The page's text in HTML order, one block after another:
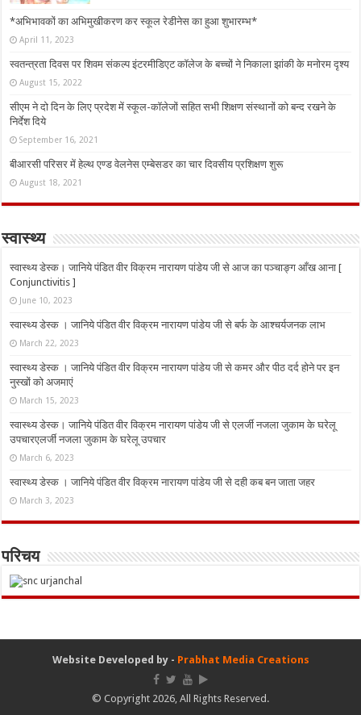
*अभिभावकों का अभिमुखीकरण कर स्कूल रेडीनेस का हुआ शुभारम्भ*
April 11, 2023
स्वतन्त्रता दिवस पर शिवम संकल्प इंटरमीडिएट कॉलेज के बच्चों ने निकाला झांकी के मनोरम दृश्य
August 15, 2022
सीएम ने दो दिन के लिए प्रदेश में स्कूल-कॉलेजों सहित सभी शिक्षण संस्थानों को बन्द रखने के
निर्देश दिये
September 16, 2021
बीआरसी परिसर में हेल्थ एण्ड वेलनेस एम्बेसडर का चार दिवसीय प्रशिक्षण शुरू
August 18, 2021
स्वास्थ्य
स्वास्थ्य डेस्क। जानिये पंडित वीर विक्रम नारायण पांडेय जी से आज का पञ्चाङ्ग आँख आना [
Conjunctivitis ]
June 10, 2023
स्वास्थ्य डेस्क । जानिये पंडित वीर विक्रम नारायण पांडेय जी से बर्फ के आश्चर्यजनक लाभ
March 22, 2023
स्वास्थ्य डेस्क । जानिये पंडित वीर विक्रम नारायण पांडेय जी से कमर और पीठ दर्द होने पर इन
नुस्‍खों को अजमाएं
March 15, 2023
स्वास्थ्य डेस्क। जानिये पंडित वीर विक्रम नारायण पांडेय जी से एलर्जी नजला जुकाम के घरेलू
उपचारएलर्जी नजला जुकाम के घरेलू उपचार
March 6, 2023
स्वास्थ्य डेस्क । जानिये पंडित वीर विक्रम नारायण पांडेय जी से दही कब बन जाता जहर
March 3, 2023
परिचय
Website Developed by - Prabhat Media Creations
© Copyright 2026, All Rights Reserved.